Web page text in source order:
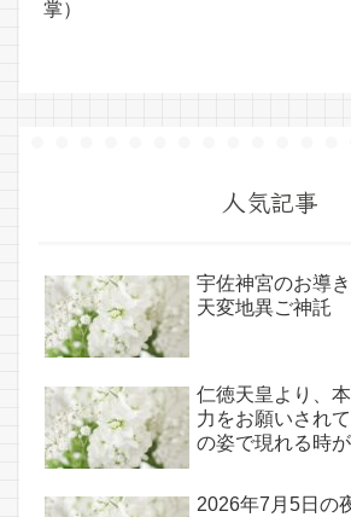
掌）
人気記事
宇佐神宮のお導
天変地異ご神託
仁徳天皇より、
力をお願いされ
の姿で現れる時
2026年7月5日の